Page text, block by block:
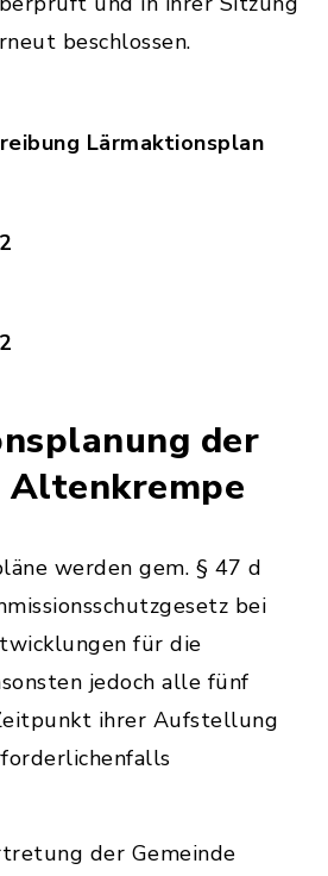
beschlossen.
Lärmaktionsplan
der
Altenkrempe
werden gem. § 47 d
bei
für die
jedoch alle fünf
ihrer Aufstellung
der Gemeinde